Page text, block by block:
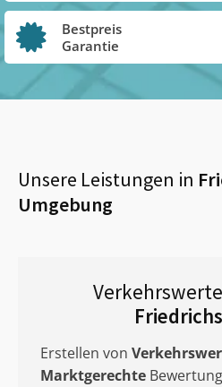
Bestpreis
Garantie
Unsere Leistungen in
Umgebung
Erstellen von
Marktgerechte